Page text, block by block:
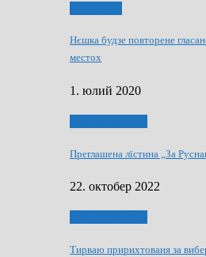
Нєшка будзе повторене
местох
1. юлий 2020
Преглашена лїстина „За
22. октобер 2022
Тирваю пририхтованя за